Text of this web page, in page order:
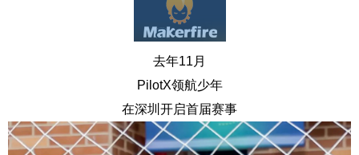
去年11月
PilotX领航少年
在深圳开启首届赛事